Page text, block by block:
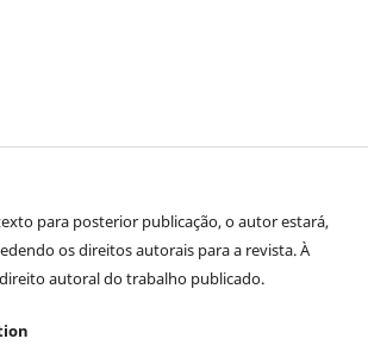
para posterior publicação, o autor estará,
os direitos autorais para a revista. À
autoral do trabalho publicado.